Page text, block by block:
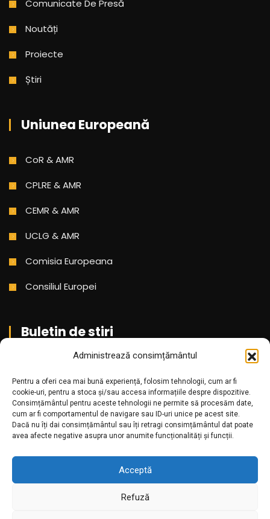
Administrează consimțământul
Pentru a oferi cea mai bună experiență, folosim tehnologii, cum ar fi
cookie-uri, pentru a stoca și/sau accesa informațiile despre dispozitive.
Consimțământul pentru aceste tehnologii ne permite să procesăm date,
cum ar fi comportamentul de navigare sau ID-uri unice pe acest site.
Dacă nu îți dai consimțământul sau îți retragi consimțământul dat poate
avea afecte negative asupra unor anumite funcționalități și funcții.
Acceptă
Refuză
Comunicate De Presă
Noutăți
Proiecte
Știri
Uniunea Europeană
CoR & AMR
CPLRE & AMR
CEMR & AMR
UCLG & AMR
Comisia Europeana
Consiliul Europei
Buletin de stiri
Aboneaza-te pentru a primi cele mai noi stiri din partea
noastra!